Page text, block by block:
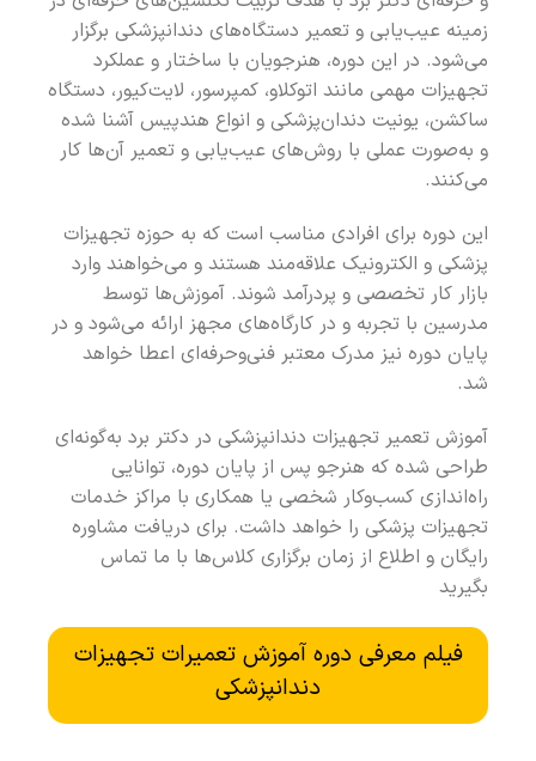
زمينه عيب‌يابي و تعمير دستگاه‌هاي دندانپزشکي برگزار
مي‌شود. در اين دوره، هنرجويان با ساختار و عملکرد
تجهيزات مهمي مانند اتوکلاو، کمپرسور، لايت‌کيور، دستگاه
ساکشن، يونيت دندان‌پزشکي و انواع هندپيس آشنا شده
و به‌صورت عملي با روش‌هاي عيب‌يابي و تعمير آن‌ها کار
مي‌کنند.
اين دوره براي افرادي مناسب است که به حوزه تجهيزات
پزشکي و الکترونيک علاقه‌مند هستند و مي‌خواهند وارد
بازار کار تخصصي و پردرآمد شوند. آموزش‌ها توسط
مدرسين با تجربه و در کارگاه‌هاي مجهز ارائه مي‌شود و در
پايان دوره نيز مدرک معتبر فني‌وحرفه‌اي اعطا خواهد
شد.
آموزش تعمير تجهيزات دندانپزشکي در دکتر برد به‌گونه‌اي
طراحي شده که هنرجو پس از پايان دوره، توانايي
راه‌اندازي کسب‌وکار شخصي يا همکاري با مراکز خدمات
تجهيزات پزشکي را خواهد داشت. براي دريافت مشاوره
رايگان و اطلاع از زمان برگزاري کلاس‌ها با ما تماس
بگيريد
فیلم معرفی دوره آموزش تعمیرات تجهیزات
دندانپزشکی